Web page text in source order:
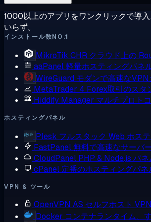
1000以上のアプリをワンクリックで導
いらず。
インストール数NO.1
MikroTik CHR クラウド上の
aaPanel軽量ホスティングパネ
WireGuard モダンで高速な
MetaTrader 4 Forex取引のスタ
Hiddify Manager マルチプロト
ホスティングパネル
Plesk フルスタック Web ホス
FastPanel無料で高速なサーバ
CloudPanel PHP & Node.js パネ
cPanel 定番のホスティングパネ
VPN & ツール
OpenVPN AS セルフホスト
Docker コンテナランタイム、